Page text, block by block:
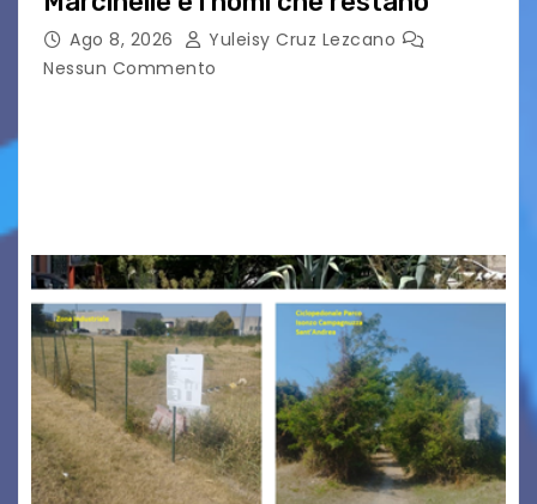
Ago 8, 2026
Yuleisy Cruz Lezcano
Nessun Commento